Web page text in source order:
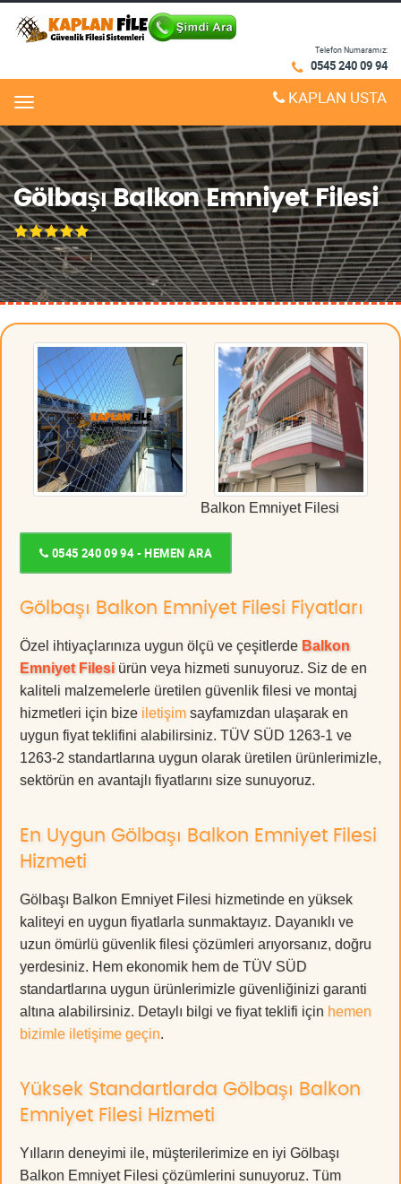
Telefon Numaramız:
0545 240 09 94
Menu KAPLAN USTA
Gölbaşı Balkon Emniyet Filesi
Balkon Emniyet Filesi
0545 240 09 94 - HEMEN ARA
Gölbaşı Balkon Emniyet Filesi Fiyatları
Özel ihtiyaçlarınıza uygun ölçü ve çeşitlerde Balkon
Emniyet Filesi ürün veya hizmeti sunuyoruz. Siz de en
kaliteli malzemelerle üretilen güvenlik filesi ve montaj
hizmetleri için bize iletişim sayfamızdan ulaşarak en
uygun fiyat teklifini alabilirsiniz. TÜV SÜD 1263-1 ve
1263-2 standartlarına uygun olarak üretilen ürünlerimizle,
sektörün en avantajlı fiyatlarını size sunuyoruz.
En Uygun Gölbaşı Balkon Emniyet Filesi
Hizmeti
Gölbaşı Balkon Emniyet Filesi hizmetinde en yüksek
kaliteyi en uygun fiyatlarla sunmaktayız. Dayanıklı ve
uzun ömürlü güvenlik filesi çözümleri arıyorsanız, doğru
yerdesiniz. Hem ekonomik hem de TÜV SÜD
standartlarına uygun ürünlerimizle güvenliğinizi garanti
altına alabilirsiniz. Detaylı bilgi ve fiyat teklifi için hemen
bizimle iletişime geçin.
Yüksek Standartlarda Gölbaşı Balkon
Emniyet Filesi Hizmeti
Yılların deneyimi ile, müşterilerimize en iyi Gölbaşı
Balkon Emniyet Filesi çözümlerini sunuyoruz. Tüm